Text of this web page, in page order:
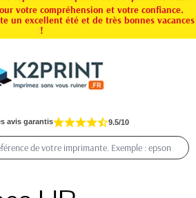
votre compréhension et votre confiance.
un excellent été et de très bonnes vacances
!
avis garantis 9.5/10